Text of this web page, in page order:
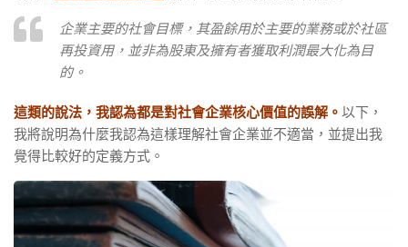
企業主要的社會目標，其盈餘用於主要的業務或於社區
再投資用，並非為股東及擁有者獲取利潤最大化為目
的。
這類的說法，我認為都是對社會企業核心價值的誤解。 以下，
我將說明為什麼我認為這樣理解社會企業並不適當，並提出我
覺得比較好的定義方式。